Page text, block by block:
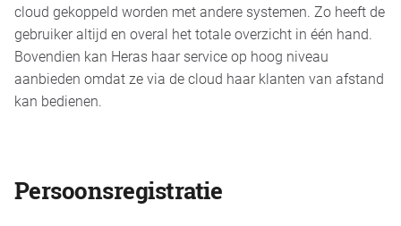
cloud gekoppeld worden met andere systemen. Zo heeft de
gebruiker altijd en overal het totale overzicht in één hand.
Bovendien kan Heras haar service op hoog niveau
aanbieden omdat ze via de cloud haar klanten van afstand
kan bedienen.
Persoonsregistratie